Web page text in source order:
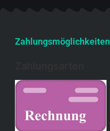
Zahlungsmöglichkeiten